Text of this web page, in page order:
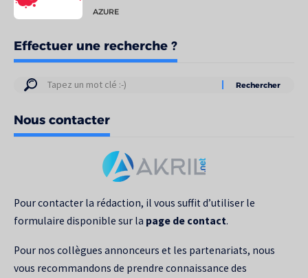
AZURE
Effectuer une recherche ?
Résultats
votre
recherche
Nous contacter
Pour contacter la rédaction, il vous suffit d’utiliser le
formulaire disponible sur la page de contact.
Pour nos collègues annonceurs et les partenariats, nous
vous recommandons de prendre connaissance des